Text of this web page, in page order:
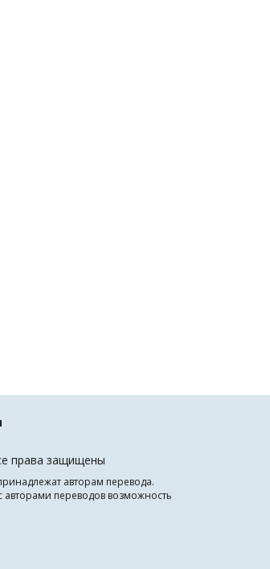
права защищены
авторам перевода.
авторами переводов возможность